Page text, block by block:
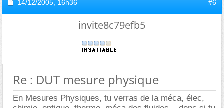
14/12/2005, 16h36 #6
invite8c79efb5
Re : DUT mesure physique
En Mesures Physiques, tu verras de la méca, élec,